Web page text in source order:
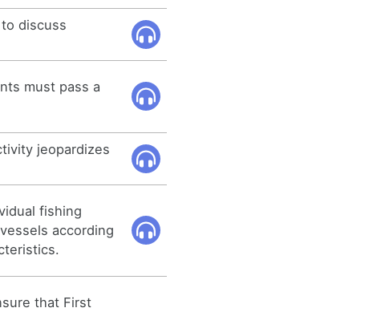
discuss
must pass a
jeopardizes
fishing
according
that First